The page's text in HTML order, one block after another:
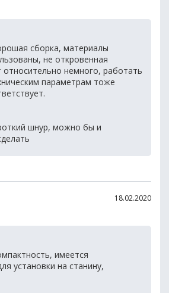
сборка, материалы
не откровенная
немного, работать
параметрам тоже
шнур, можно бы и
18.02.2020
имеется
установки на станину,